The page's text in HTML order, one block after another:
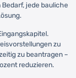
jede bauliche
zu
zu beantragen –
reduzieren.